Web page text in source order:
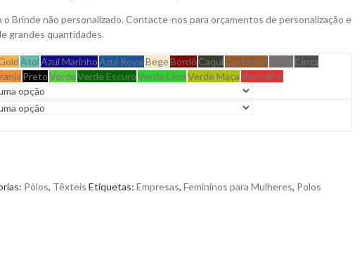
o Brinde não personalizado. Contacte-nos para orçamentos de personalização e
grandes quantidades.
AtolAzul MarinhoAzul RoyalBegeBordô CaquiCastanho
Cinza
PretoVerdeVerde EscuroVerde LimaVerde MaçaVermelho
Pólos, Têxteis Etiquetas: Empresas, Femininos para Mulheres, Polos